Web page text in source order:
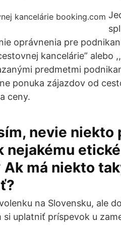
oprávnenia pre
kancelárie” alebo
predmetmi
ponuka zájazdov od
ceny.
nevie niekto
nejakému
Ak má niekto
na Slovensku, ale
si uplatniť príspevok u